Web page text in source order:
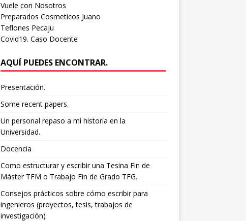
Vuele con Nosotros
Preparados Cosmeticos Juano
Teflones Pecaju
Covid19. Caso Docente
AQUÍ PUEDES ENCONTRAR.
Presentación.
Some recent papers.
Un personal repaso a mi historia en la
Universidad.
Docencia
Como estructurar y escribir una Tesina Fin de
Máster TFM o Trabajo Fin de Grado TFG.
Consejos prácticos sobre cómo escribir para
ingenieros (proyectos, tesis, trabajos de
investigación)